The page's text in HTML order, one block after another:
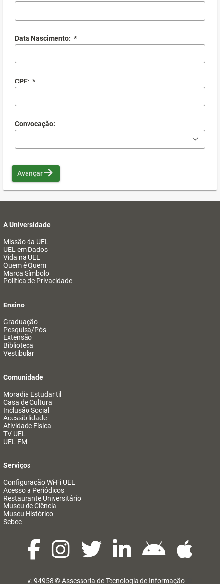
Data Nascimento: *
CPF: *
Convocação:
Avançar
A Universidade
Missão da UEL
UEL em Dados
Vida na UEL
Quem é Quem
Marca Símbolo
Política de Privacidade
Ensino
Graduação
Pesquisa/Pós
Extensão
Biblioteca
Vestibular
Comunidade
Moradia Estudantil
Casa de Cultura
Inclusão Social
Acessibilidade
Atividade Física
TV UEL
UEL FM
Serviços
Configuração Wi-Fi UEL
Acesso a Periódicos
Restaurante Universitário
Museu de Ciência
Museu Histórico
Sebec
v. 94958 ©Assessoria de Tecnologia de Informação